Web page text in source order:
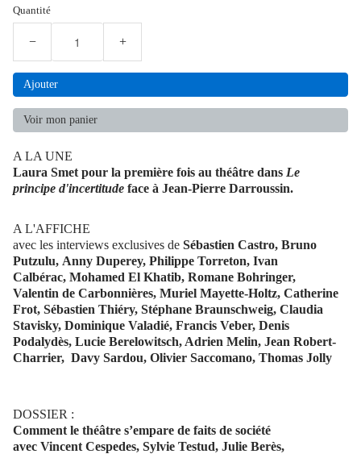
Quantité
− +
Ajouter
Voir mon panier
A LA UNE
Laura Smet pour la première fois au théâtre dans Le
principe d'incertitude face à Jean-Pierre Darroussin.
A L'AFFICHE
avec les interviews exclusives de Sébastien Castro, Bruno
Putzulu, Anny Duperey, Philippe Torreton, Ivan
Calbérac, Mohamed El Khatib, Romane Bohringer,
Valentin de Carbonnières, Muriel Mayette-Holtz, Catherine
Frot, Sébastien Thiéry, Stéphane Braunschweig, Claudia
Stavisky, Dominique Valadié, Francis Veber, Denis
Podalydès, Lucie Berelowitsch, Adrien Melin, Jean Robert-
Charrier, Davy Sardou, Olivier Saccomano, Thomas Jolly
DOSSIER :
Comment le théâtre s’empare de faits de société
avec Vincent Cespedes, Sylvie Testud, Julie Berès,